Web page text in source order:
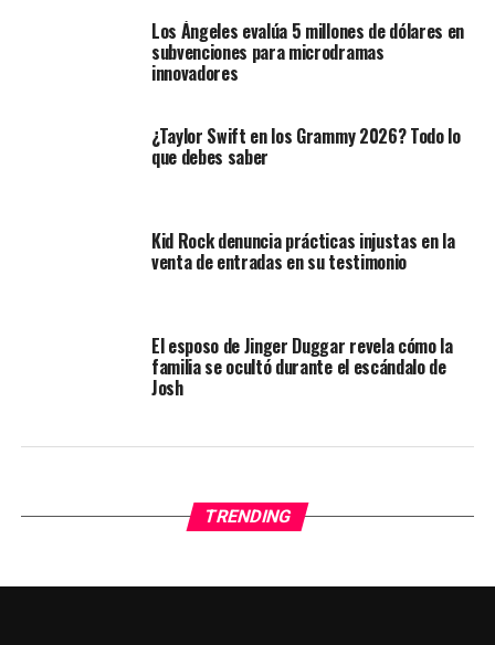
Los Ángeles evalúa 5 millones de dólares en
subvenciones para microdramas
innovadores
¿Taylor Swift en los Grammy 2026? Todo lo
que debes saber
Kid Rock denuncia prácticas injustas en la
venta de entradas en su testimonio
El esposo de Jinger Duggar revela cómo la
familia se ocultó durante el escándalo de
Josh
TRENDING